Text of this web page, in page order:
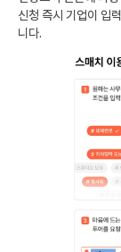
신청 즉시 기업이 입
니다.